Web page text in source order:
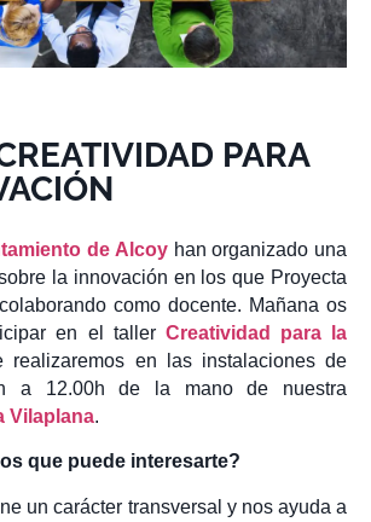
PARA
de Alcoyhan organizado una
la innovación en los que Proyecta
como docente. Mañana os
en el taller Creatividad para la
realizaremos en las instalaciones de
a 12.00h de la mano de nuestra
Vilaplana.
que puede interesarte?
un carácter transversal y nos ayuda a